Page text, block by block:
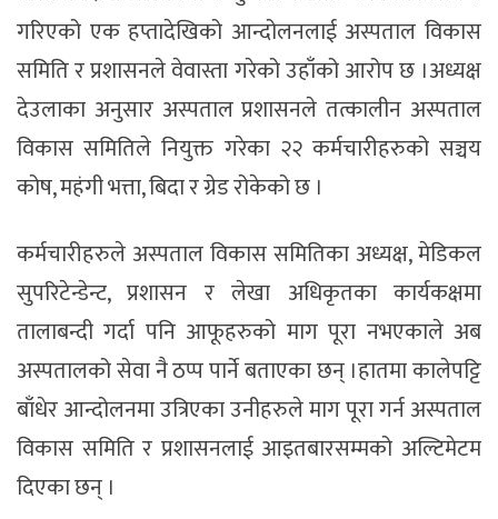
गरिएको एक हप्तादेखिको आन्दोलनलाई अस्पताल विकास
समिति र प्रशासनले वेवास्ता गरेको उहाँको आरोप छ ।अध्यक्ष
देउलाका अनुसार अस्पताल प्रशासनले तत्कालीन अस्पताल
विकास समितिले नियुक्त गरेका २२ कर्मचारीहरुको सञ्चय
कोष, महंगी भत्ता, बिदा र ग्रेड रोकेको छ ।
कर्मचारीहरुले अस्पताल विकास समितिका अध्यक्ष, मेडिकल
सुपरिटेन्डेन्ट, प्रशासन र लेखा अधिकृतका कार्यकक्षमा
तालाबन्दी गर्दा पनि आफूहरुको माग पूरा नभएकाले अब
अस्पतालको सेवा नै ठप्प पार्ने बताएका छन् ।हातमा कालेपट्टि
बाँधेर आन्दोलनमा उत्रिएका उनीहरुले माग पूरा गर्न अस्पताल
विकास समिति र प्रशासनलाई आइतबारसम्मको अल्टिमेटम
दिएका छन् ।